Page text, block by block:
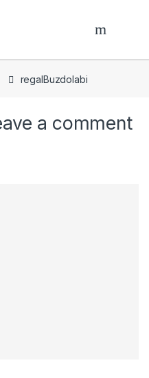
regalBuzdolabi
a comment